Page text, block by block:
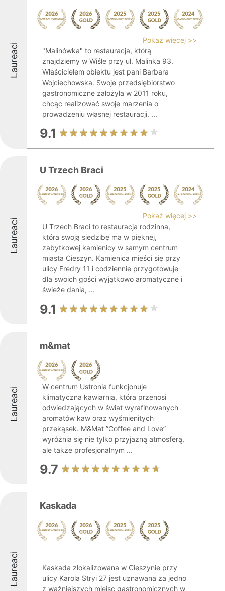
Laureaci
Pokaż więcej >>
"Malinówka" to restauracja, którą
znajdziemy w Wiśle przy ul. Malinka 93.
Właścicielem obiektu jest pani Barbara
Wojciechowska. Swoje przedsiębiorstwo
gastronomiczne założyła w 2011 roku,
chcąc realizować swoje marzenia o
prowadzeniu własnej restauracji. ...
9.1
Laureaci
U Trzech Braci
Pokaż więcej >>
U Trzech Braci to restauracja rodzinna,
która swoją siedzibę ma w pięknej,
zabytkowej kamienicy w samym centrum
miasta Cieszyn. Kamienica mieści się przy
ulicy Fredry 11 i codziennie przygotowuje
dla swoich gości wyjątkowo aromatyczne i
świeże dania, ...
9.1
Laureaci
m&mat
W centrum Ustronia funkcjonuje
klimatyczna kawiarnia, która przenosi
odwiedzających w świat wyrafinowanych
aromatów kaw oraz wyśmienitych
przekąsek. M&Mat ”Coffee and Love”
wyróżnia się nie tylko przyjazną atmosferą,
ale także profesjonalnym ...
9.7
Laureaci
Kaskada
Kaskada zlokalizowana w Cieszynie przy
ulicy Karola Stryi 27 jest uznawana za jedno
z ważniejszych miejsc gastronomicznych w